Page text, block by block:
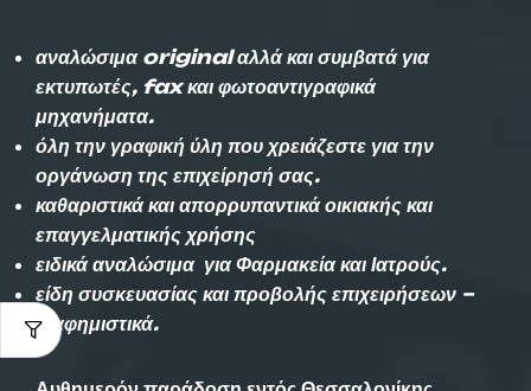
αναλώσιμα original αλλά και συμβατά για
εκτυπωτές, fax και φωτοαντιγραφικά
μηχανήματα.
όλη την γραφική ύλη που χρειάζεστε για την
οργάνωση της επιχείρησή σας.
καθαριστικά και απορρυπαντικά οικιακής και
επαγγελματικής χρήσης
ειδικά αναλώσιμα για Φαρμακεία και Ιατρούς.
είδη συσκευασίας και προβολής επιχειρήσεων –
διαφημιστικά.